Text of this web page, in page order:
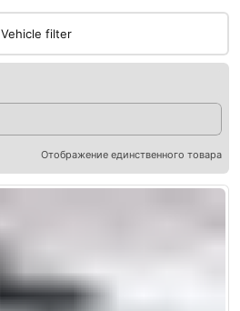
Vehicle filter
Отображение единственного товара